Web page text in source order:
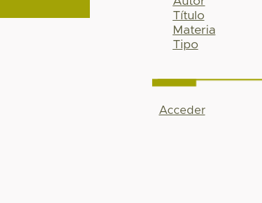
Título
Materia
Tipo
Acceder